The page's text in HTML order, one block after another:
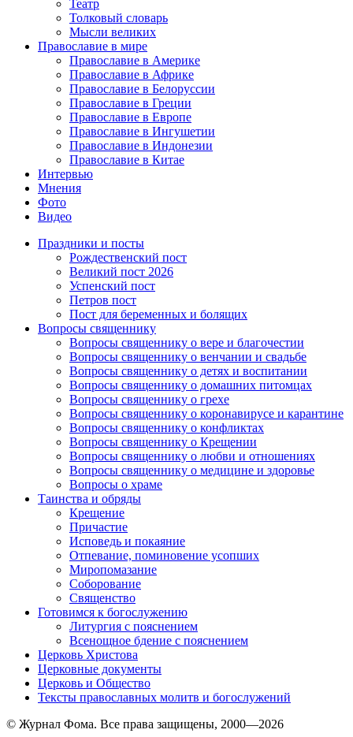
Театр
Толковый словарь
Мысли великих
Православие в мире
Православие в Америке
Православие в Африке
Православие в Белоруссии
Православие в Греции
Православие в Европе
Православие в Ингушетии
Православие в Индонезии
Православие в Китае
Интервью
Мнения
Фото
Видео
Праздники и посты
Рождественский пост
Великий пост 2026
Успенский пост
Петров пост
Пост для беременных и болящих
Вопросы священнику
Вопросы священнику о вере и благочестии
Вопросы священнику о венчании и свадьбе
Вопросы священнику о детях и воспитании
Вопросы священнику о домашних питомцах
Вопросы священнику о грехе
Вопросы священнику о коронавирусе и карантине
Вопросы священнику о конфликтах
Вопросы священнику о Крещении
Вопросы священнику о любви и отношениях
Вопросы священнику о медицине и здоровье
Вопросы о храме
Таинства и обряды
Крещение
Причастие
Исповедь и покаяние
Отпевание, поминовение усопших
Миропомазание
Соборование
Священство
Готовимся к богослужению
Литургия с пояснением
Всенощное бдение с пояснением
Церковь Христова
Церковные документы
Церковь и Общество
Тексты православных молитв и богослужений
© Журнал Фома. Все права защищены, 2000—2026